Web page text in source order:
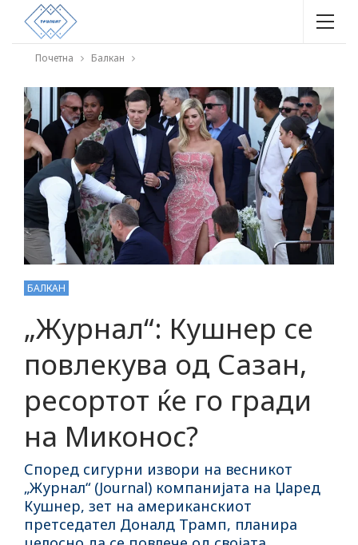
Почетна Балкан
БАЛКАН
„Журнал“: Кушнер се
повлекува од Сазан,
ресортот ќе го гради
на Миконос?
Според сигурни извори на весникот
„Журнал“ (Journal) компанијата на Џаред
Кушнер, зет на американскиот
претседател Доналд Трамп, планира